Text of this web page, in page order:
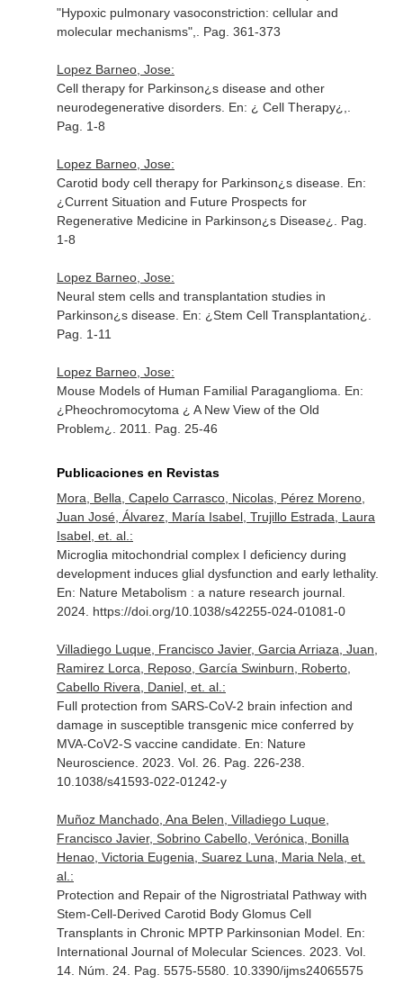
"Hypoxic pulmonary vasoconstriction: cellular and
molecular mechanisms",. Pag. 361-373
Lopez Barneo, Jose:
Cell therapy for Parkinson¿s disease and other
neurodegenerative disorders. En: ¿ Cell Therapy¿,.
Pag. 1-8
Lopez Barneo, Jose:
Carotid body cell therapy for Parkinson¿s disease. En:
¿Current Situation and Future Prospects for
Regenerative Medicine in Parkinson¿s Disease¿. Pag.
1-8
Lopez Barneo, Jose:
Neural stem cells and transplantation studies in
Parkinson¿s disease. En: ¿Stem Cell Transplantation¿.
Pag. 1-11
Lopez Barneo, Jose:
Mouse Models of Human Familial Paraganglioma. En:
¿Pheochromocytoma ¿ A New View of the Old
Problem¿. 2011. Pag. 25-46
Publicaciones en Revistas
Mora, Bella, Capelo Carrasco, Nicolas, Pérez Moreno,
Juan José, Álvarez, María Isabel, Trujillo Estrada, Laura
Isabel, et. al.:
Microglia mitochondrial complex I deficiency during
development induces glial dysfunction and early lethality.
En: Nature Metabolism : a nature research journal.
2024. https://doi.org/10.1038/s42255-024-01081-0
Villadiego Luque, Francisco Javier, Garcia Arriaza, Juan,
Ramirez Lorca, Reposo, García Swinburn, Roberto,
Cabello Rivera, Daniel, et. al.:
Full protection from SARS-CoV-2 brain infection and
damage in susceptible transgenic mice conferred by
MVA-CoV2-S vaccine candidate. En: Nature
Neuroscience. 2023. Vol. 26. Pag. 226-238.
10.1038/s41593-022-01242-y
Muñoz Manchado, Ana Belen, Villadiego Luque,
Francisco Javier, Sobrino Cabello, Verónica, Bonilla
Henao, Victoria Eugenia, Suarez Luna, Maria Nela, et.
al.:
Protection and Repair of the Nigrostriatal Pathway with
Stem-Cell-Derived Carotid Body Glomus Cell
Transplants in Chronic MPTP Parkinsonian Model. En:
International Journal of Molecular Sciences. 2023. Vol.
14. Núm. 24. Pag. 5575-5580. 10.3390/ijms24065575